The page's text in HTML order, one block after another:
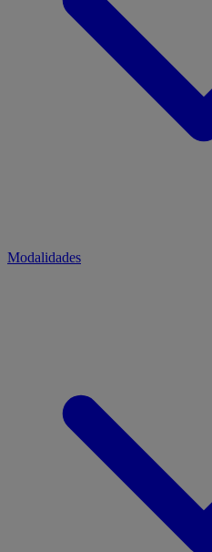
Modalidades